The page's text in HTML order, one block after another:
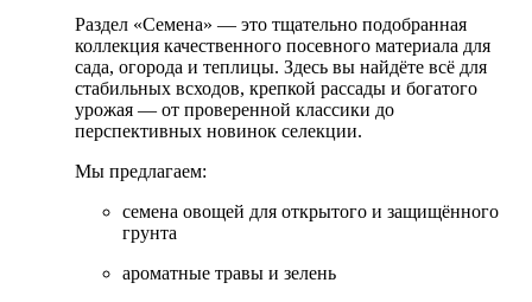
Раздел «Семена» — это тщательно подобранная
коллекция качественного посевного материала для
сада, огорода и теплицы. Здесь вы найдёте всё для
стабильных всходов, крепкой рассады и богатого
урожая — от проверенной классики до
перспективных новинок селекции.
Мы предлагаем:
семена овощей для открытого и защищённого
грунта
ароматные травы и зелень